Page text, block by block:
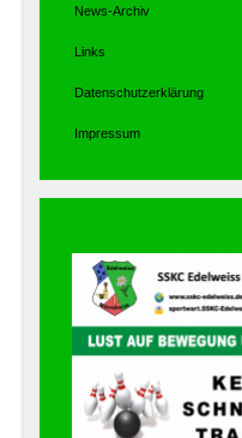
News-Archiv
Links
Datenschutzerklärung
Impressum